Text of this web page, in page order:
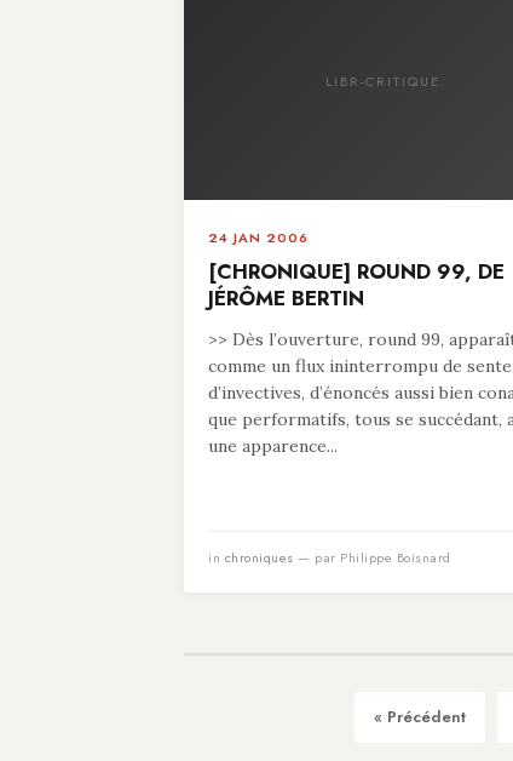
LIBR-CRITIQUE
24 JAN 2006
[CHRONIQUE] ROUND 99, DE
JÉRÔME BERTIN
>> Dès l’ouverture, round 99,
comme un flux ininterrompu de
d’invectives, d’énoncés aussi bien
que performatifs, tous se succédant,
une apparence...
in chroniques — par Philippe Boisnard
« Précédent